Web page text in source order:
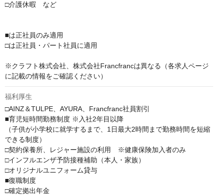
□介護休暇　など
■は正社員のみ適用
□は正社員・パート社員に適用
※クラフト株式会社、株式会社Francfrancは異なる（各求人ページ
に記載の情報をご確認ください）
福利厚生
□AINZ＆TULPE、AYURA、Francfranc社員割引
■育児短時間勤務制度 ※入社2年目以降
（子供が小学校に就学するまで、1日最大2時間まで勤務時間を短縮
できる制度）
□契約保養所、レジャー施設の利用　※健康保険加入者のみ
□インフルエンザ予防接種補助（本人・家族）
□オリジナルユニフォーム貸与
■復職制度
□確定拠出年金